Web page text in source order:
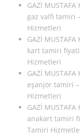
GAZİ
gaz valfi tamiri
Hizmetleri
GAZİ
kart tamiri
Hizmetleri
GAZİ
eşanjör tamiri
Hizmetleri
GAZİ
anakart tamiri
Tamiri